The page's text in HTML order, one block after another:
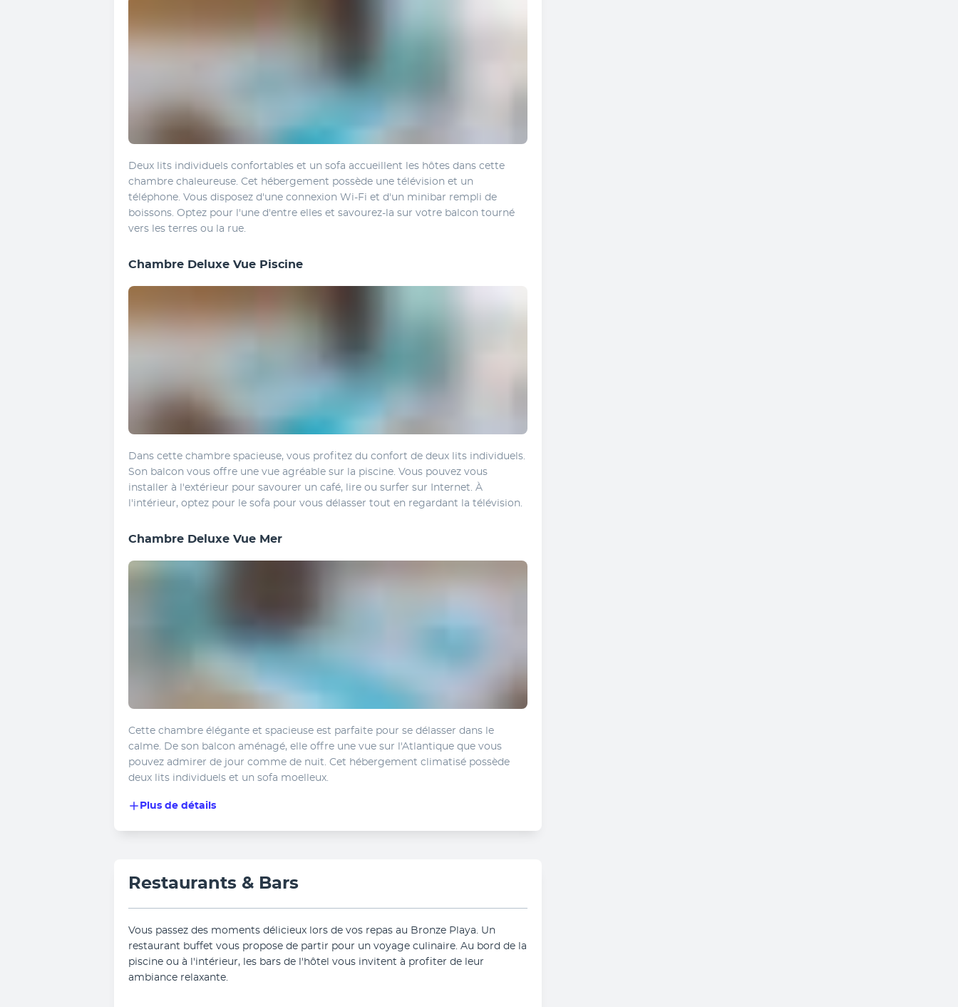
Deux lits individuels confortables et un sofa accueillent les hôtes dans cette
chambre chaleureuse. Cet hébergement possède une télévision et un
téléphone. Vous disposez d'une connexion Wi-Fi et d'un minibar rempli de
boissons. Optez pour l'une d'entre elles et savourez-la sur votre balcon tourné
vers les terres ou la rue.
Chambre Deluxe Vue Piscine
Dans cette chambre spacieuse, vous profitez du confort de deux lits individuels.
Son balcon vous offre une vue agréable sur la piscine. Vous pouvez vous
installer à l'extérieur pour savourer un café, lire ou surfer sur Internet. À
l'intérieur, optez pour le sofa pour vous délasser tout en regardant la télévision.
Chambre Deluxe Vue Mer
Cette chambre élégante et spacieuse est parfaite pour se délasser dans le
calme. De son balcon aménagé, elle offre une vue sur l'Atlantique que vous
pouvez admirer de jour comme de nuit. Cet hébergement climatisé possède
deux lits individuels et un sofa moelleux.
Plus de détails
Restaurants & Bars
Vous passez des moments délicieux lors de vos repas au Bronze Playa. Un
restaurant buffet vous propose de partir pour un voyage culinaire. Au bord de la
piscine ou à l'intérieur, les bars de l'hôtel vous invitent à profiter de leur
ambiance relaxante.